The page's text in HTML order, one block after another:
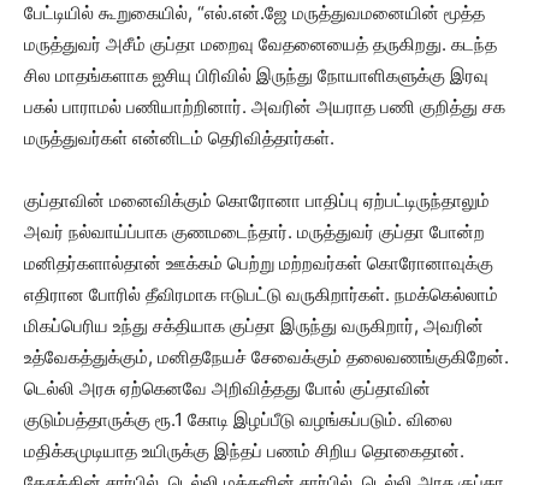
பேட்டியில் கூறுகையில், “எல்.என்.ஜே மருத்துவமனையின் மூத்த
மருத்துவர் அசீம் குப்தா மறைவு வேதனையைத் தருகிறது. கடந்த
சில மாதங்களாக ஐசியு பிரிவில் இருந்து நோயாளிகளுக்கு இரவு
பகல் பாராமல் பணியாற்றினார். அவரின் அயராத பணி குறித்து சக
மருத்துவர்கள் என்னிடம் தெரிவித்தார்கள்.
குப்தாவின் மனைவிக்கும் கொரோனா பாதிப்பு ஏற்பட்டிருந்தாலும்
அவர் நல்வாய்ப்பாக குணமடைந்தார். மருத்துவர் குப்தா போன்ற
மனிதர்களால்தான் ஊக்கம் பெற்று மற்றவர்கள் கொரோனாவுக்கு
எதிரான போரில் தீவிரமாக ஈடுபட்டு வருகிறார்கள். நமக்கெல்லாம்
மிகப்பெரிய உந்து சக்தியாக குப்தா இருந்து வருகிறார், அவரின்
உத்வேகத்துக்கும், மனிதநேயச் சேவைக்கும் தலைவணங்குகிறேன்.
டெல்லி அரசு ஏற்கெனவே அறிவித்தது போல் குப்தாவின்
குடும்பத்தாருக்கு ரூ.1 கோடி இழப்பீடு வழங்கப்படும். விலை
மதிக்கமுடியாத உயிருக்கு இந்தப் பணம் சிறிய தொகைதான்.